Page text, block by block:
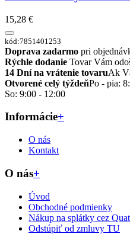
15,28 €
kód:7851401253
Doprava zadarmo pri
Rýchle dodanie Tovar Vám
14 Dní na vrátenie tovaruAk
Otvorené celý týždeňPo - pia:
So: 9:00 - 12:00
Informácie+
O nás
Kontakt
O nás+
Úvod
Obchodné podmienky
Nákup na splátky cez
Odstúpiť od zmluvy TU